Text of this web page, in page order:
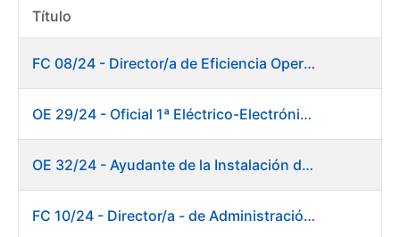
Mostrar/Ocultar
Mostrar/Ocultar
Mostrar/Ocultar
Título
FC 08/24 - Director/a de Eficiencia Operativa
OE 29/24 - Oficial 1ª Eléctrico-Electrónico Mantenimiento Destacado
OE 32/24 - Ayudante de la Instalación de Preparación de Pastas. Fábrica de Papel
FC 10/24 - Director/a - de Administración Financiera